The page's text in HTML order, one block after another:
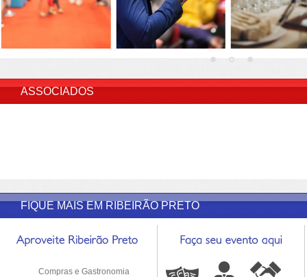
ASSOCIADOS
FIQUE MAIS EM RIBEIRÃO PRETO
Compras e Gastronomia